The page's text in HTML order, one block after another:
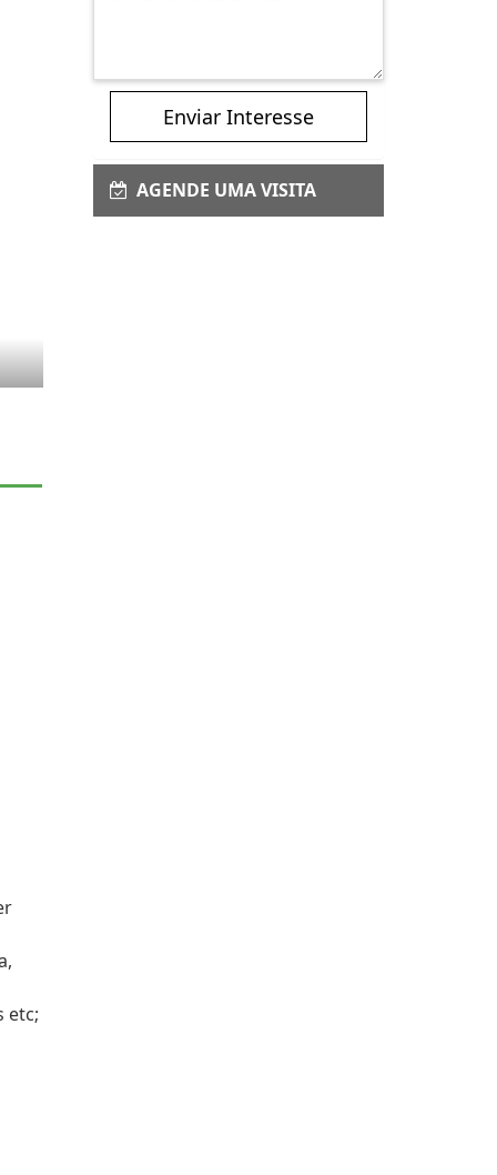
etc;
Enviar Interesse
AGENDE UMA VISITA